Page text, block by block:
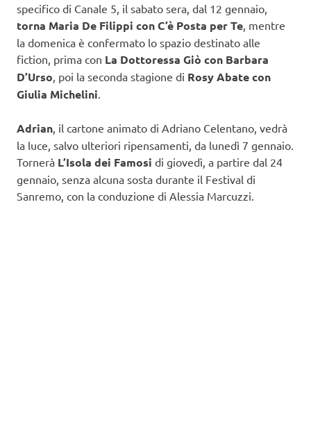
specifico di Canale 5, il sabato sera, dal 12 gennaio,
torna Maria De Filippi con C’è Posta per Te , mentre
la domenica è confermato lo spazio destinato alle
fiction, prima con La Dottoressa Giò con Barbara
D’Urso , poi la seconda stagione di Rosy Abate con
Giulia Michelini
Adrian , il cartone animato di Adriano Celentano, vedrà
la luce, salvo ulteriori ripensamenti, da lunedì 7 gennaio.
Tornerà L’Isola dei Famosi di giovedì, a partire dal 24
gennaio, senza alcuna sosta durante il Festival di
Sanremo, con la conduzione di Alessia Marcuzzi.